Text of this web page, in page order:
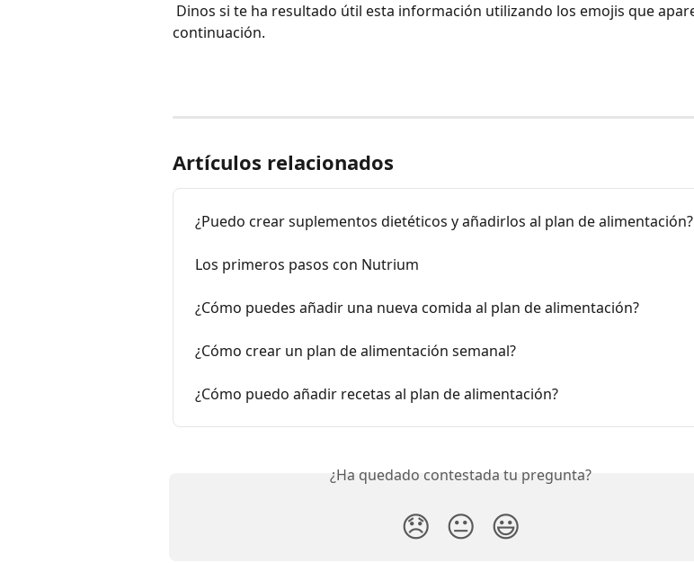
continuación.
Artículos relacionados
¿Puedo crear suplementos dietéticos y añadirlos al plan de alimentación?
Los primeros pasos con Nutrium
¿Cómo puedes añadir una nueva comida al plan de alimentación?
¿Cómo crear un plan de alimentación semanal?
¿Cómo puedo añadir recetas al plan de alimentación?
¿Ha quedado contestada tu pregunta?
😞 😐 😃